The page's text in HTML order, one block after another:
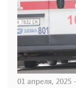
01 апреля, 2025